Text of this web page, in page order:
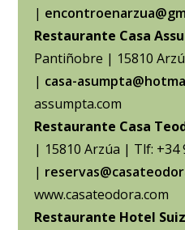
|
Restaurante Casa
Pantiñobre | 15810
| casa-
assumpta.com
Restaurante Casa
| 15810 Arzúa | Tlf: +34
|
www.casateodora.com
Restaurante Hotel